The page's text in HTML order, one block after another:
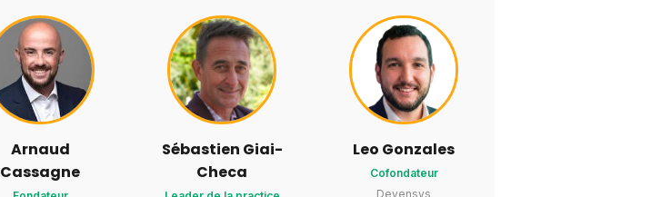
Arnaud
Cassagne
Sébastien Giai-
Checa
Leo Gonzales
Cofondateur
Devensys